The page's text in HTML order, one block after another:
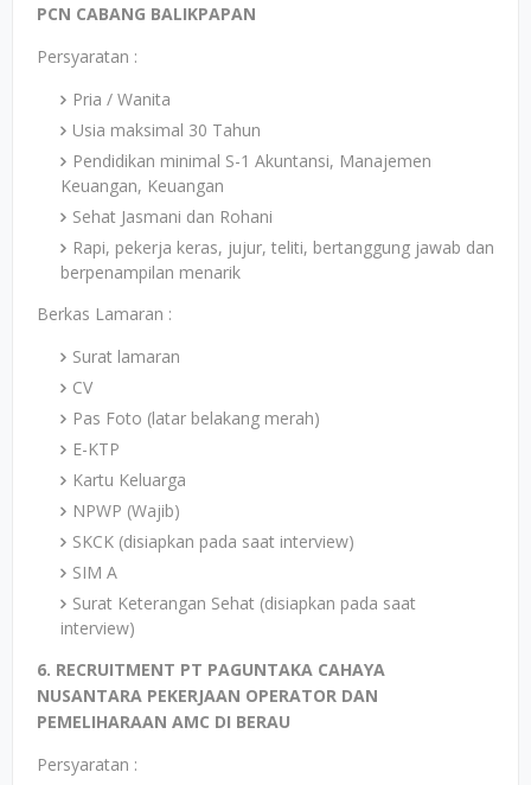
PCN CABANG BALIKPAPAN
Persyaratan :
Pria / Wanita
Usia maksimal 30 Tahun
Pendidikan minimal S-1 Akuntansi, Manajemen
Keuangan, Keuangan
Sehat Jasmani dan Rohani
Rapi, pekerja keras, jujur, teliti, bertanggung jawab dan
berpenampilan menarik
Berkas Lamaran :
Surat lamaran
CV
Pas Foto (latar belakang merah)
E-KTP
Kartu Keluarga
NPWP (Wajib)
SKCK (disiapkan pada saat interview)
SIM A
Surat Keterangan Sehat (disiapkan pada saat
interview)
6. RECRUITMENT PT PAGUNTAKA CAHAYA
NUSANTARA PEKERJAAN OPERATOR DAN
PEMELIHARAAN AMC DI BERAU
Persyaratan :